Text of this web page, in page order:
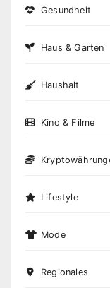
Gesundheit
Haus & Garten
Haushalt
Kino & Filme
Lifestyle
Mode
Regionales